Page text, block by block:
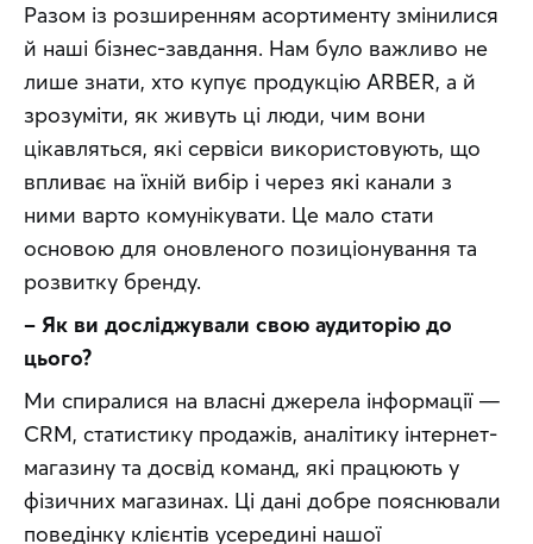
Разом із розширенням асортименту змінилися
й наші бізнес-завдання. Нам було важливо не
лише знати, хто купує продукцію ARBER, а й
зрозуміти, як живуть ці люди, чим вони
цікавляться, які сервіси використовують, що
впливає на їхній вибір і через які канали з
ними варто комунікувати. Це мало стати
основою для оновленого позиціонування та
розвитку бренду.
– Як ви досліджували свою аудиторію до
цього?
Ми спиралися на власні джерела інформації —
CRM, статистику продажів, аналітику інтернет-
магазину та досвід команд, які працюють у
фізичних магазинах. Ці дані добре пояснювали
поведінку клієнтів усередині нашої